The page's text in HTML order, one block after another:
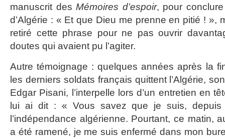
manuscrit desMémoires d’espoir, pour
d’Algérie : « Et que Dieu me prenne en pitié ! »,
retiré cette phrase pour ne pas ouvrir
doutes qui avaient pu l’agiter.
Autre témoignage : quelques années après la
les derniers soldats français quittent l’Algérie,
Edgar Pisani, l’interpelle lors d’un entretien en
lui ai dit : « Vous savez que je suis, depuis
l’indépendance algérienne. Pourtant, ce matin,
a été ramené, je me suis enfermé dans mon